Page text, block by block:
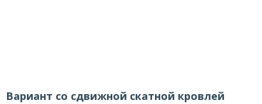
Вариант со сдвижной скатной кровлей